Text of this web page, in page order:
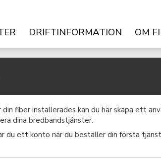
DRIFTINFORMATION OM
fiber installerades kan du här skapa ett
dina bredbandstjänster.
du ett konto när du beställer din första